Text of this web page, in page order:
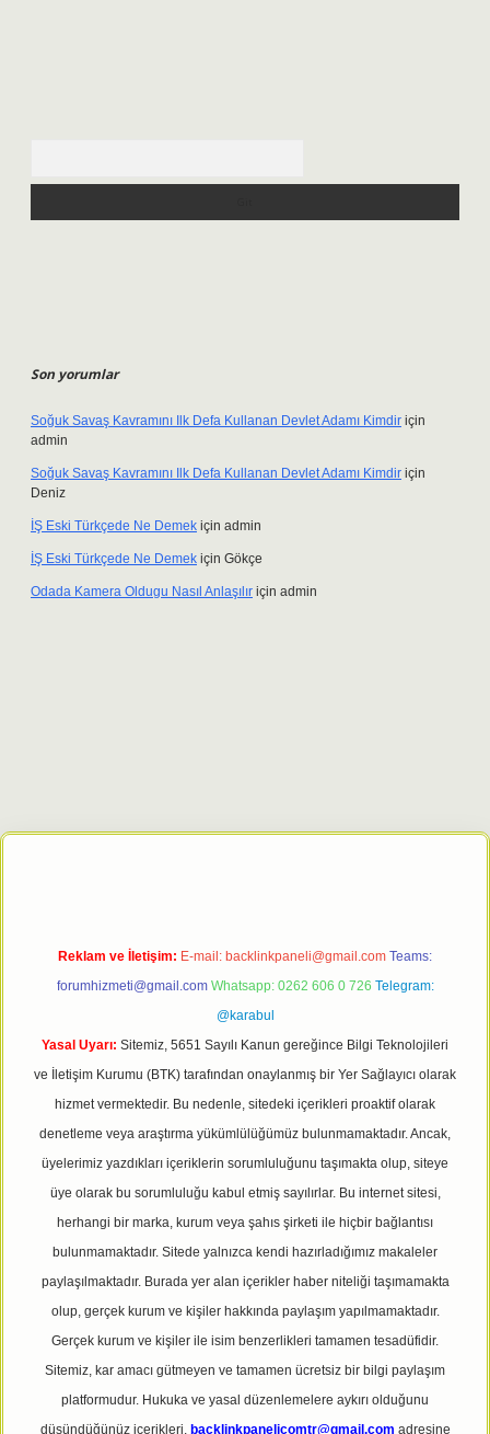
Son yorumlar
Soğuk Savaş Kavramını Ilk Defa Kullanan Devlet Adamı Kimdir için
admin
Soğuk Savaş Kavramını Ilk Defa Kullanan Devlet Adamı Kimdir için
Deniz
İŞ Eski Türkçede Ne Demek için admin
İŞ Eski Türkçede Ne Demek için Gökçe
Odada Kamera Oldugu Nasıl Anlaşılır için admin
giriş adresitulipbett.net
Reklam ve İletişim: E-mail: backlinkpaneli@gmail.com Teams:
forumhizmeti@gmail.com Whatsapp: 0262 606 0 726 Telegram:
@karabul
Yasal Uyarı: Sitemiz, 5651 Sayılı Kanun gereğince Bilgi Teknolojileri
ve İletişim Kurumu (BTK) tarafından onaylanmış bir Yer Sağlayıcı olarak
hizmet vermektedir. Bu nedenle, sitedeki içerikleri proaktif olarak
denetleme veya araştırma yükümlülüğümüz bulunmamaktadır. Ancak,
üyelerimiz yazdıkları içeriklerin sorumluluğunu taşımakta olup, siteye
üye olarak bu sorumluluğu kabul etmiş sayılırlar. Bu internet sitesi,
herhangi bir marka, kurum veya şahıs şirketi ile hiçbir bağlantısı
bulunmamaktadır. Sitede yalnızca kendi hazırladığımız makaleler
paylaşılmaktadır. Burada yer alan içerikler haber niteliği taşımamakta
olup, gerçek kurum ve kişiler hakkında paylaşım yapılmamaktadır.
Gerçek kurum ve kişiler ile isim benzerlikleri tamamen tesadüfidir.
Sitemiz, kar amacı gütmeyen ve tamamen ücretsiz bir bilgi paylaşım
platformudur. Hukuka ve yasal düzenlemelere aykırı olduğunu
düşündüğünüz içerikleri, backlinkpanelicomtr@gmail.com adresine